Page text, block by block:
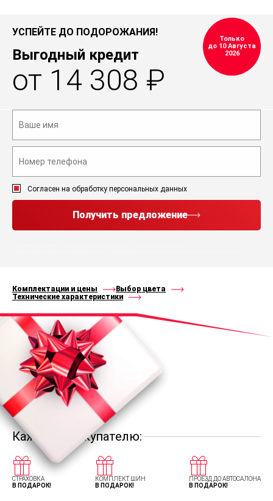
УСПЕЙТЕ ДО ПОДОРОЖАНИЯ!
Выгодный кредит
от 14 308 ₽
Только
до 10 Августа
2026
Согласен на обработку персональных данных
Получить предложение
Комплектации и цены
Выбор цвета
Технические характеристики
Каждому покупателю:
СТРАХОВКА
В ПОДАРОК!
КОМПЛЕКТ ШИН
В ПОДАРОК!
ПРОЕЗД ДО АВТОСАЛОНА
В ПОДАРОК!